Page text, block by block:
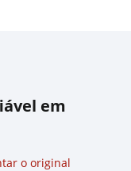
em
o original